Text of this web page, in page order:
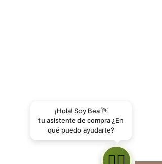
👩‍⚕️
¡Hola! Soy Bea 👋
tu asistente de compra ¿En
qué puedo ayudarte?